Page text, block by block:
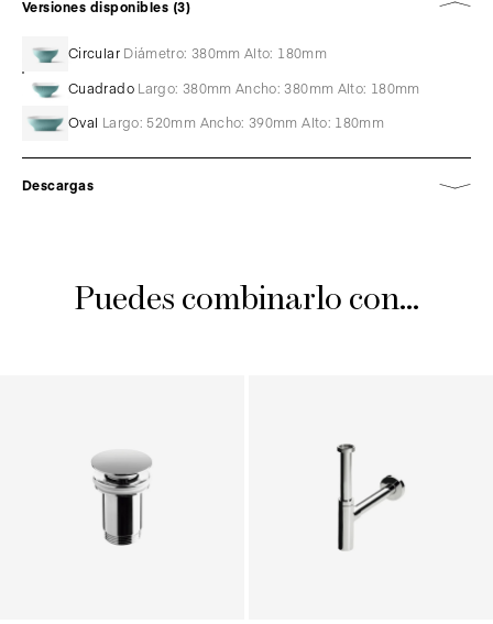
Versiones disponibles (3)
Circular Diámetro: 380mm Alto: 180mm
Cuadrado Largo: 380mm Ancho: 380mm Alto: 180mm
Oval Largo: 520mm Ancho: 390mm Alto: 180mm
Descargas
Puedes combinarlo con...